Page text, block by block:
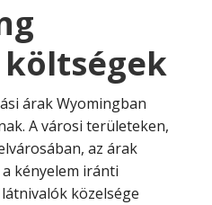
árak Wyomingban
A városi területeken,
az árak
kényelem iránti
közelsége